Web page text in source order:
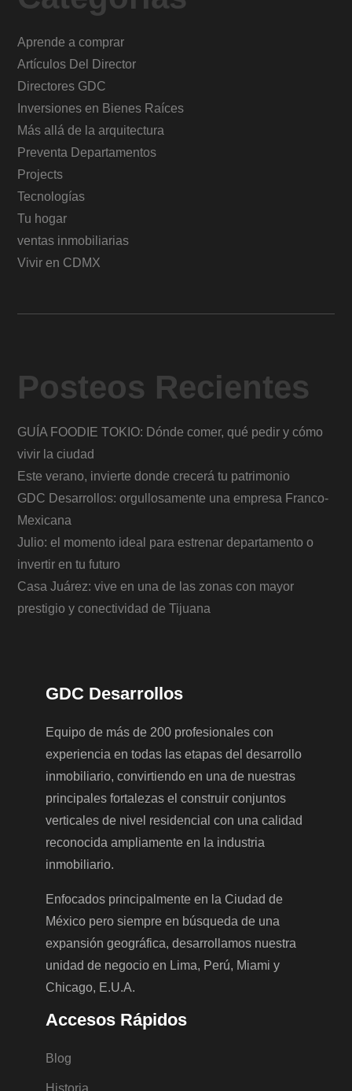
Aprende a comprar
Artículos Del Director
Directores GDC
Inversiones en Bienes Raíces
Más allá de la arquitectura
Preventa Departamentos
Projects
Tecnologías
Tu hogar
ventas inmobiliarias
Vivir en CDMX
Posteos Recientes
GUÍA FOODIE TOKIO: Dónde comer, qué pedir y cómo
vivir la ciudad
Este verano, invierte donde crecerá tu patrimonio
GDC Desarrollos: orgullosamente una empresa Franco-
Mexicana
Julio: el momento ideal para estrenar departamento o
invertir en tu futuro
Casa Juárez: vive en una de las zonas con mayor
prestigio y conectividad de Tijuana
GDC Desarrollos
Equipo de más de 200 profesionales con
experiencia en todas las etapas del desarrollo
inmobiliario, convirtiendo en una de nuestras
principales fortalezas el construir conjuntos
verticales de nivel residencial con una calidad
reconocida ampliamente en la industria
inmobiliario.
Enfocados principalmente en la Ciudad de
México pero siempre en búsqueda de una
expansión geográfica, desarrollamos nuestra
unidad de negocio en Lima, Perú, Miami y
Chicago, E.U.A.
Accesos Rápidos
Blog